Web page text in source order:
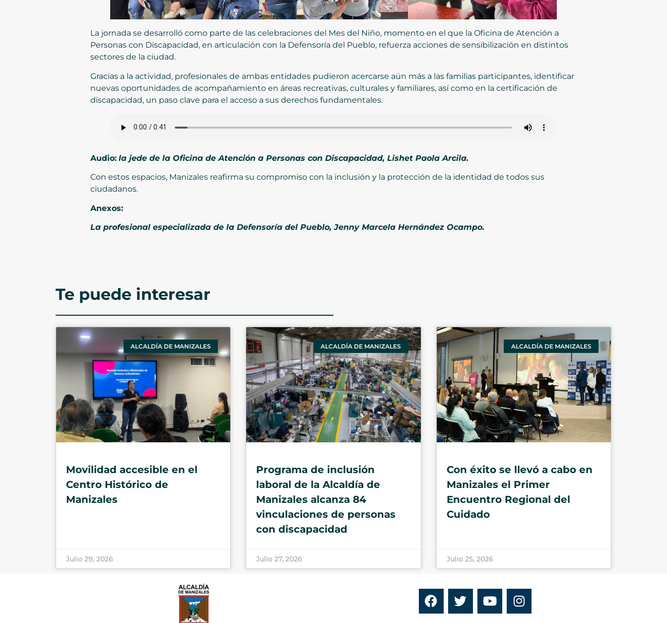
La jornada se desarrolló como parte de las celebraciones del Mes del Niño, momento en el que la Oficina de Atención a
Personas con Discapacidad, en articulación con la Defensoría del Pueblo, refuerza acciones de sensibilización en distintos
sectores de la ciudad.
Gracias a la actividad, profesionales de ambas entidades pudieron acercarse aún más a las familias participantes, identificar
nuevas oportunidades de acompañamiento en áreas recreativas, culturales y familiares, así como en la certificación de
discapacidad, un paso clave para el acceso a sus derechos fundamentales.
Audio: la jede de la Oficina de Atención a Personas con Discapacidad, Lishet Paola Arcila.
Con estos espacios, Manizales reafirma su compromiso con la inclusión y la protección de la identidad de todos sus
ciudadanos.
Anexos:
La profesional especializada de la Defensoría del Pueblo, Jenny Marcela Hernández Ocampo.
Te puede interesar
ALCALDÍA DE MANIZALES
Movilidad accesible en el
Centro Histórico de
Manizales
Julio 29, 2026
ALCALDÍA DE MANIZALES
Programa de inclusión
laboral de la Alcaldía de
Manizales alcanza 84
vinculaciones de personas
con discapacidad
Julio 27, 2026
ALCALDÍA DE MANIZALES
Con éxito se llevó a cabo en
Manizales el Primer
Encuentro Regional del
Cuidado
Julio 25, 2026